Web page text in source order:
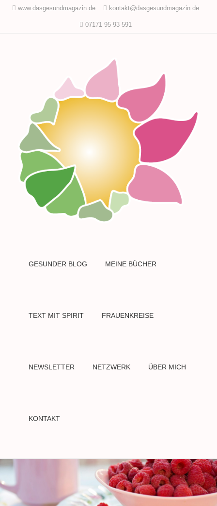
www.dasgesundmagazin.de kontakt@dasgesundmagazin.de
07171 95 93 591
GESUNDER BLOG MEINE BÜCHER
TEXT MIT SPIRIT FRAUENKREISE
NEWSLETTER NETZWERK ÜBER MICH
KONTAKT